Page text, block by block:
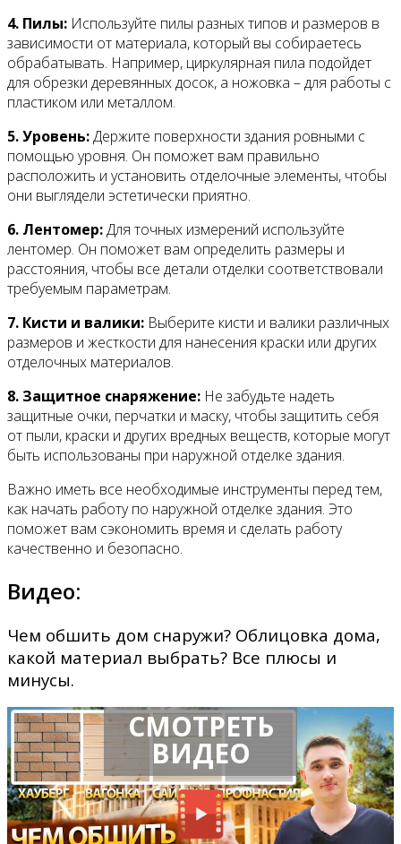
4. Пилы: Используйте пилы разных типов и размеров в
зависимости от материала, который вы собираетесь
обрабатывать. Например, циркулярная пила подойдет
для обрезки деревянных досок, а ножовка – для работы с
пластиком или металлом.
5. Уровень:Держите поверхности здания ровными с
помощью уровня. Он поможет вам правильно
расположить и установить отделочные элементы, чтобы
они выглядели эстетически приятно.
6. Лентомер:Для точных измерений используйте
лентомер. Он поможет вам определить размеры и
расстояния, чтобы все детали отделки соответствовали
требуемым параметрам.
7. Кисти и валики: Выберите кисти и валики различных
размеров и жесткости для нанесения краски или других
отделочных материалов.
8. Защитное снаряжение: Не забудьте надеть
защитные очки, перчатки и маску, чтобы защитить себя
от пыли, краски и других вредных веществ, которые могут
быть использованы при наружной отделке здания.
Важно иметь все необходимые инструменты перед тем,
как начать работу по наружной отделке здания. Это
поможет вам сэкономить время и сделать работу
качественно и безопасно.
Видео:
Чем обшить дом снаружи? Облицовка дома,
какой материал выбрать? Все плюсы и
минусы.
СМОТРЕТЬ
ВИДЕО